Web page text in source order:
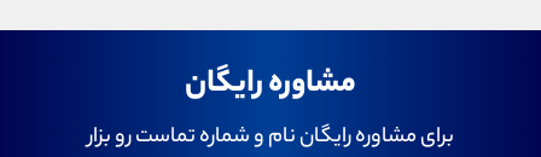
مشاوره رایگان
برای مشاوره رایگان نام و شماره تماست رو بزار